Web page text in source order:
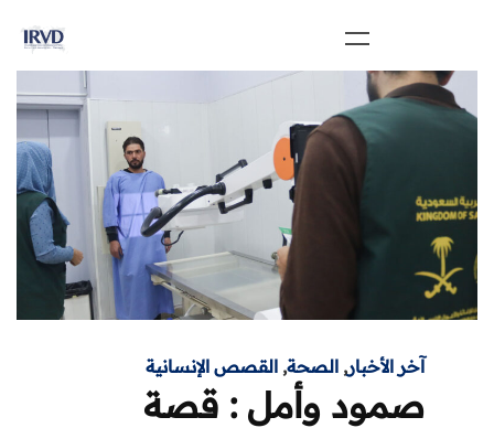
آخر الأخبار, الصحة, القصص الإنسانية
صمود وأمل : قصة